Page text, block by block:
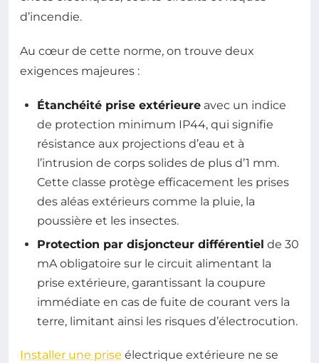
d’incendie.
Au cœur de cette norme, on trouve deux
exigences majeures :
Étanchéité prise extérieure avec un indice
de protection minimum IP44, qui signifie
résistance aux projections d’eau et à
l’intrusion de corps solides de plus d’1 mm.
Cette classe protège efficacement les prises
des aléas extérieurs comme la pluie, la
poussière et les insectes.
Protection par disjoncteur différentiel de 30
mA obligatoire sur le circuit alimentant la
prise extérieure, garantissant la coupure
immédiate en cas de fuite de courant vers la
terre, limitant ainsi les risques d’électrocution.
Installer une prise électrique extérieure ne se